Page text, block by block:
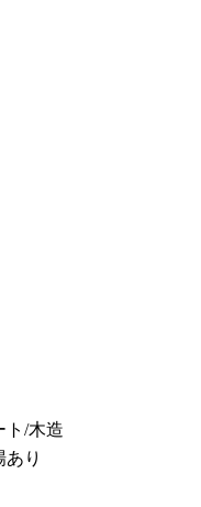
ト/木造
あり